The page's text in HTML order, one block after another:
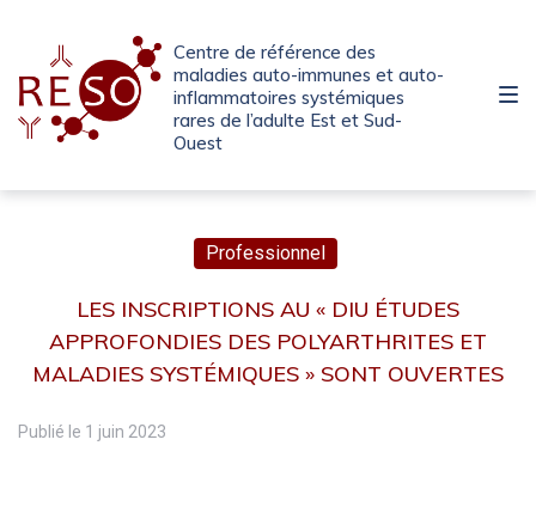
navigation
principale
contenu
pied
de
page
Centre de référence des
maladies auto-immunes et auto-
inflammatoires systémiques
rares de l’adulte Est et Sud-
Ouest
Professionnel
LES INSCRIPTIONS AU « DIU ÉTUDES
APPROFONDIES DES POLYARTHRITES ET
MALADIES SYSTÉMIQUES » SONT OUVERTES
Publié le 1 juin 2023